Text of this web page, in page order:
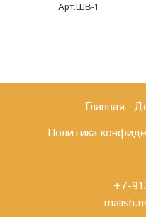
Арт.ШВ-1
Главная
Политика
+7-